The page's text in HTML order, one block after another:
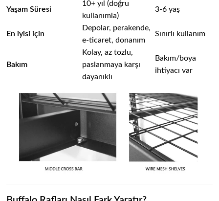
Yaşam Süresi
10+ yıl (doğru
kullanımla)
3-6 yaş
En iyisi için
Depolar, perakende,
e-ticaret, donanım
Sınırlı kullanım
Bakım
Kolay, az tozlu,
paslanmaya karşı
dayanıklı
Bakım/boya
ihtiyacı var